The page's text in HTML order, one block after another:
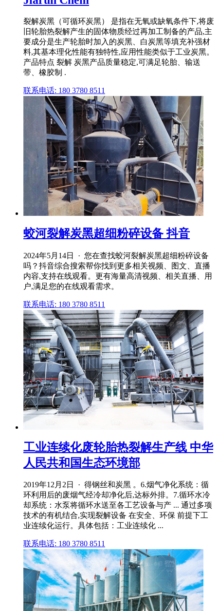
裂解炭黑（可循环炭黑） 是指在无氧或缺氧条件下,将废
旧轮胎热裂解产生的固体物质经过再加工制备的产品,主
要成分是生产轮胎时加入的炭黑、白炭黑等填充补强材
料,其基本理化性能有独特性,应用性能类似于工业炭黑。
产品特点 裂解 炭黑产品质量稳定,可满足轮胎、输送
带、橡胶制 .
联系电话: 180 3780 8511
蛟河裂解炭黑超细粉碎设备 抖音
2024年5月14日 · 您在查找蛟河裂解炭黑超细粉碎设备
吗？抖音综合搜索帮你找到更多相关视频、图文、直播
内容,支持在线观看。更有海量高清视频、相关直播、用
户,满足您的在线观看需求。
联系电话: 180 3780 8511
工业连续化废轮胎热裂解生产线 中华
人民共和国生态环境部
2019年12月2日 · 得钢丝和炭黑 。6.烟气净化系统：循
环利用后的废烟气经冷却净化后,达标外排。7.循环水冷
却系统：水泵将循环水送至各工艺设备与产 ... 通过多项
技术的有机结合,实现裂解设备 在安全、环保 前提下工
业连续化运行。具体包括：工业连续化 ...
联系电话: 180 3780 8511